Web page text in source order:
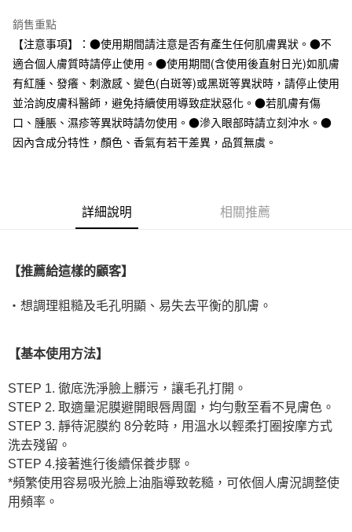
每筆NT$65，滿NT$1,000(含以上)免運費
7-11取貨付款
每筆NT$65，滿NT$1,000(含以上)免運費
付款後7-11取貨
每筆NT$65，滿NT$1,000(含以上)免運費
無印良品門市自取
銷售重點
【注意事項】：●使用期間請注意是否有產生任何肌膚異狀。●不
適合個人膚質時請停止使用。●使用期間(含使用後直射日光)如肌膚
有紅腫、發癢、刺激感、變色(白斑等)或黑斑等異狀時，請停止使用
並洽詢皮膚科醫師，避免持續使用導致症狀惡化。●若肌膚有傷
口、腫脹、濕疹等異狀時請勿使用。●滲入眼部時請立刻沖水。●
因內含成分特性，顏色、香氣有若干差異，品質無虞。
詳細說明 相關推薦
【推薦給這樣的顧客】
・想調理粗糙及毛孔明顯、易失去平衡的肌膚。
【基本使用方法】
STEP 1. 徹底洗淨臉上髒污，讓毛孔打開。
STEP 2. 取適量泥膜避開眼唇周圍，均勻敷至看不見膚色。
STEP 3. 靜待泥膜約 8分乾時，用溫水以輕柔打圈按摩方式
洗去殘留。
STEP 4.接著進行後續保養步驟。
*頻繁使用容易吸光臉上油脂導致乾糙，可依個人膚況調整使
用頻率。